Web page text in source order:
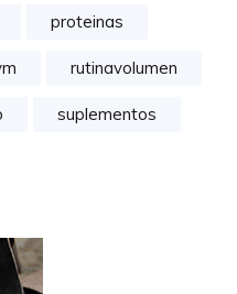
proteinas
rutinavolumen
suplementos